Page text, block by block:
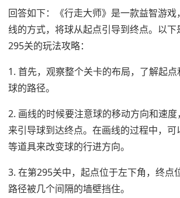
回答如下：《行走大师》是一款益智游
线的方式，将球从起点引导到终点。以
295关的玩法攻略：
1. 首先，观察整个关卡的布局，了解起
球的路径。
2. 画线的时候要注意球的移动方向和速
来引导球到达终点。在画线的过程中，
等道具来改变球的行进方向。
3. 在第295关中，起点位于左下角，终点
路径被几个间隔的墙壁挡住。